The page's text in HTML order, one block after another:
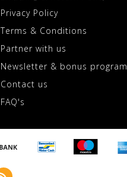
Privacy Policy
Terms & Conditions
Partner with us
Newsletter & bonus program
Contact us
FAQ's